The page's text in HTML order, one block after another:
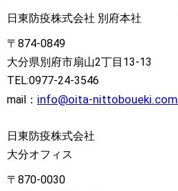
日東防疫株式会社 別府本社
〒874-0849
大分県別府市扇山2丁目13-13
TEL:0977-24-3546
mail： info@oita-nittoboueki.com
日東防疫株式会社
大分オフィス
〒870-0030